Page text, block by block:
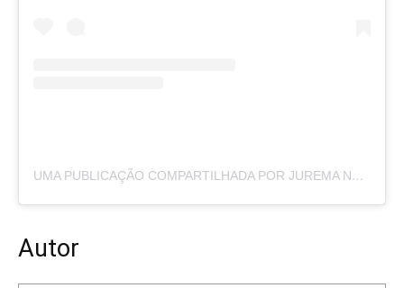
UMA PUBLICAÇÃO COMPARTILHADA POR JUREMA NEWS (@PORTALJUREMANEWS)
Autor